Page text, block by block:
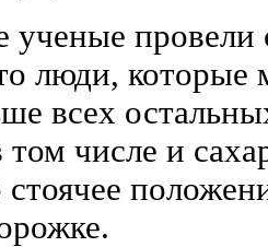
ученые провели
люди, которые
всех
том числе и